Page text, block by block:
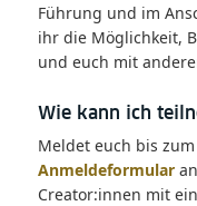
Führung und im
ihr die Möglichkeit,
und euch mit
Wie kann ich
Meldet euch bis
Anmeldeformular
Creator:innen mit